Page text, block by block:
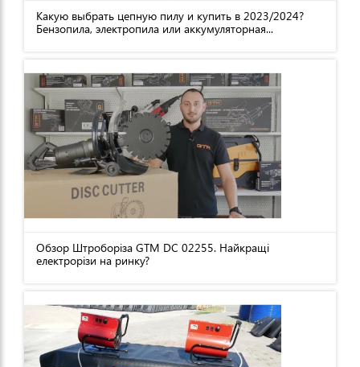
Какую выбрать цепную пилу и купить в 2023/2024?
Бензопила, электропила или аккумуляторная...
Обзор Штроборіза GTM DC 02255. Найкращі
електрорізи на ринку?